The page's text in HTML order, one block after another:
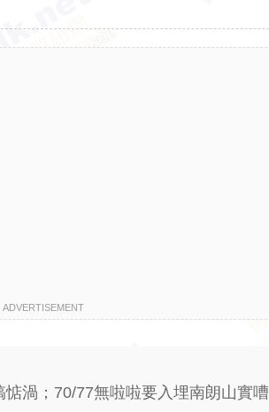
ADVERTISEMENT
渦；70/77無啦啦要入埋南朗山實嘈